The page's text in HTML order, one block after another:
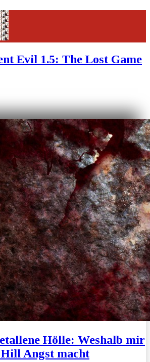
Evil 1.5: The Lost Game
Hölle: Weshalb mir
Angst macht